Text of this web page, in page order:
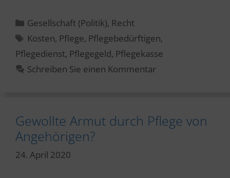
Kategorien
Gesellschaft (Politik), Recht
Schlagwörter
Kosten, Pflege, Pflegebedürftigen,
Pflegedienst, Pflegegeld, Pflegekasse
Schreiben Sie einen Kommentar
Gewollte Armut durch Pflege von
Angehörigen?
24. April 2020